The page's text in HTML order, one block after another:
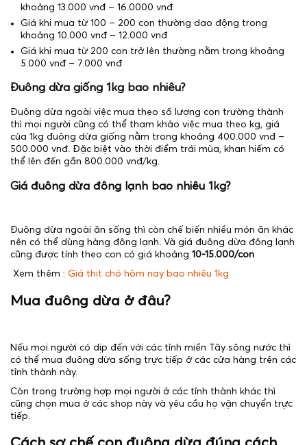
khoảng 13.000 vnđ – 16.0000 vnđ
Giá khi mua từ 100 – 200 con thường dao động trong
khoảng 10.000 vnđ – 12.000 vnđ
Giá khi mua từ 200 con trở lên thường nằm trong khoảng
5.000 vnđ – 7.000 vnđ
Đuông dừa giống 1kg bao nhiêu?
Đuông dừa ngoài việc mua theo số lượng con trường thành
thì mọi người cũng có thể tham khảo việc mua theo kg, giá
của 1kg đuông dừa giống nằm trong khoảng 400.000 vnđ –
500.000 vnđ. Đặc biệt vào thời điểm trái mùa, khan hiếm có
thể lên đến gần 800.000 vnđ/kg.
Giá đuông dừa đông lạnh bao nhiêu 1kg?
Đuông dừa ngoài ăn sống thì còn chế biến nhiều món ăn khác
nên có thể dùng hàng đông lạnh. Và giá đuông dừa đông lạnh
cũng được tính theo con có giá khoảng 10-15.000/con
Xem thêm : Giá thịt chó hôm nay bao nhiêu 1kg
Mua đuông dừa ở đâu?
Nếu mọi người có dịp đến với các tỉnh miền Tây sông nước thì
có thể mua đuông dừa sống trực tiếp ở các cửa hàng trên các
tỉnh thành này.
Còn trong trường hợp mọi người ở các tỉnh thành khác thì
cũng chọn mua ở các shop này và yêu cầu họ vận chuyển trực
tiếp.